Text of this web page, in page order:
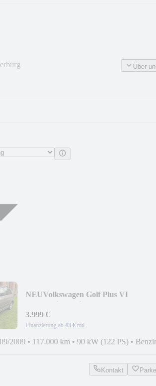
Über
NEUVolkswagen Golf Plus VI
3.999 €
Finanzierung ab 43 € mtl.
2009 • 117.000 km • 90 kW (122 PS) •
Kontakt